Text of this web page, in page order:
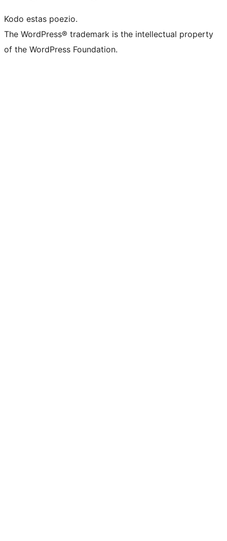
Kodo estas poezio.
The WordPress® trademark is the intellectual property
of the WordPress Foundation.